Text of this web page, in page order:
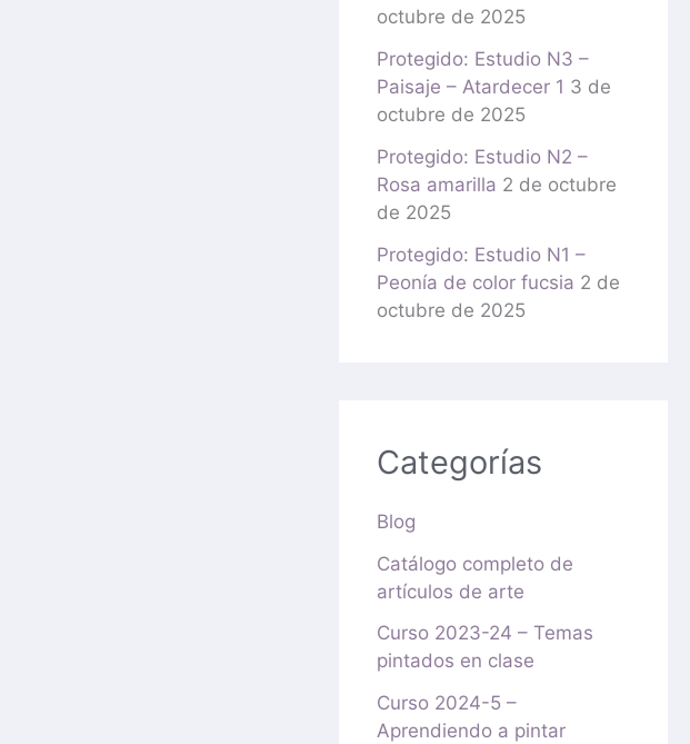
octubre de 2025
Protegido: Estudio N3 –
Paisaje – Atardecer 1 3 de
octubre de 2025
Protegido: Estudio N2 –
Rosa amarilla 2 de octubre
de 2025
Protegido: Estudio N1 –
Peonía de color fucsia 2 de
octubre de 2025
Categorías
Blog
Catálogo completo de
artículos de arte
Curso 2023-24 – Temas
pintados en clase
Curso 2024-5 –
Aprendiendo a pintar